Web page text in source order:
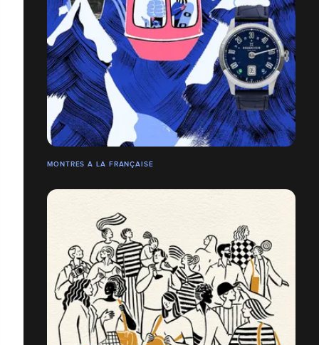
MONTRES À LA FRANÇAISE